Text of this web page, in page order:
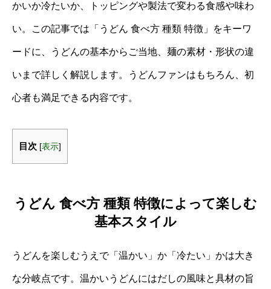
かいか冷たいか、トッピングや製法で変わる食感や味わ
い。この記事では「うどん 食べ方 種類 特徴」をキーワ
ードに、うどんの基本からご当地、麺の素材・形状の違
いまで詳しく解説します。うどんファンはもちろん、初
心者も満足できる内容です。
目次 [表示]
うどん 食べ方 種類 特徴によって楽しむ
基本スタイル
うどんを楽しむうえで「温かい」か「冷たい」かは大き
な分岐点です。温かいうどんにはだしの風味と具材の旨